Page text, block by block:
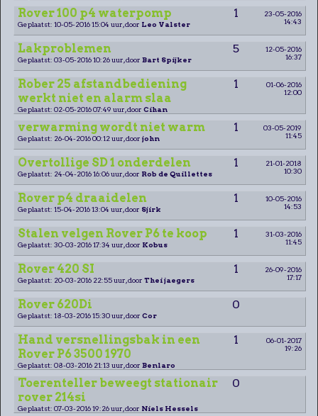
Rover 100 p4 waterpomp 1
23-05-2016
14:43
Geplaatst: 10-05-2016 15:04 uur, door Leo Valster
Lakproblemen 5
12-05-2016
16:37
Geplaatst: 03-05-2016 10:26 uur, door Bart Spijker
Rober 25 afstandbediening
werkt niet en alarm slaa
1
01-06-2016
12:00
Geplaatst: 02-05-2016 07:49 uur, door Cihan
verwarming wordt niet warm 1
03-05-2019
11:45
Geplaatst: 26-04-2016 00:12 uur, door john
Overtollige SD 1 onderdelen 1
21-01-2018
10:30
Geplaatst: 24-04-2016 16:06 uur, door Rob de Quillettes
Rover p4 draaidelen 1
10-05-2016
14:53
Geplaatst: 15-04-2016 13:04 uur, door Sjirk
Stalen velgen Rover P6 te koop 1
31-03-2016
11:45
Geplaatst: 30-03-2016 17:34 uur, door Kobus
Rover 420 SI 1
26-09-2016
17:17
Geplaatst: 20-03-2016 22:55 uur, door Thei jaegers
Rover 620Di 0
Geplaatst: 18-03-2016 15:30 uur, door Cor
Hand versnellingsbak in een
Rover P6 3500 1970
1
06-01-2017
19:26
Geplaatst: 08-03-2016 21:13 uur, door Benlaro
Toerenteller beweegt stationair
rover 214si
0
Geplaatst: 07-03-2016 19:26 uur, door Niels Hessels